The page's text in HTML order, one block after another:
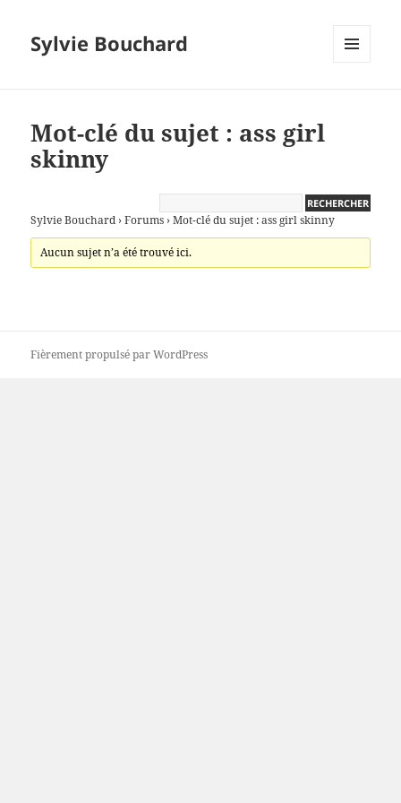
Sylvie Bouchard
Mot-clé du sujet : ass girl
skinny
Sylvie Bouchard › Forums › Mot-clé du sujet : ass girl skinny
Aucun sujet n’a été trouvé ici.
Fièrement propulsé par WordPress